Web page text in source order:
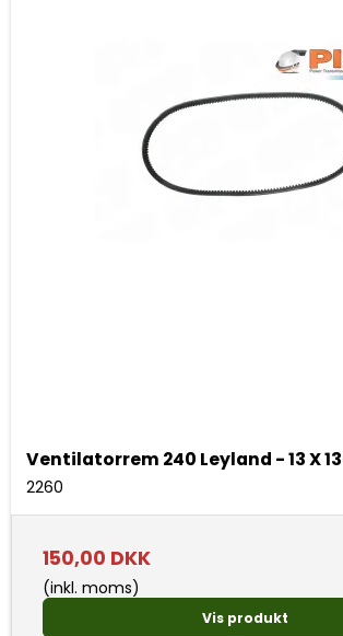
Ventilatorrem 240 Leyland - 13 X
2260
150,00 DKK
(inkl. moms)
Vis produkt